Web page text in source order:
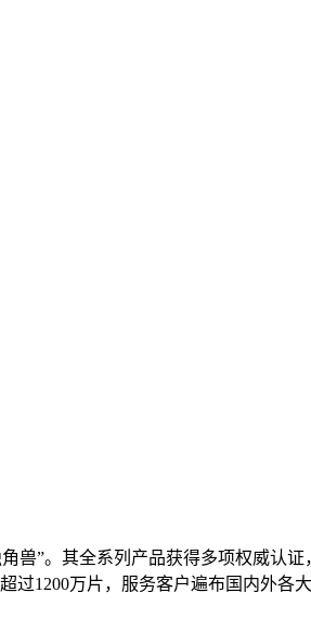
兽”。其全系列产品获得多项权威认
1200万片，服务客户遍布国内外各